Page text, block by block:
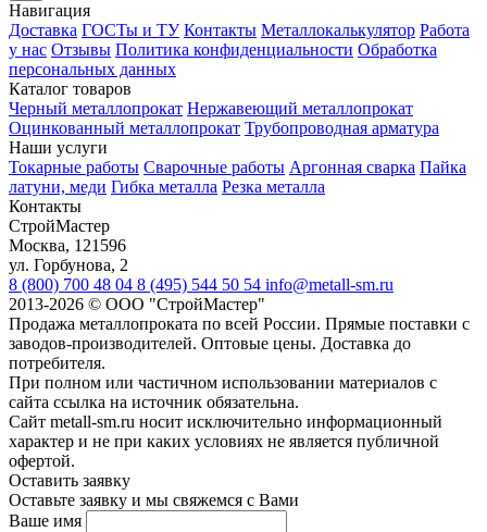
Навигация
Доставка ГОСТы и ТУ Контакты Металлокалькулятор Работа
у нас Отзывы Политика конфиденциальности Обработка
персональных данных
Каталог товаров
Черный металлопрокат Нержавеющий металлопрокат
Оцинкованный металлопрокат Трубопроводная арматура
Наши услуги
Токарные работы Сварочные работы Аргонная сварка Пайка
латуни, меди Гибка металла Резка металла
Контакты
СтройМастер
Москва, 121596
ул. Горбунова, 2
8 (800) 700 48 04 8 (495) 544 50 54 info@metall-sm.ru
2013-2026 © ООО "СтройМастер"
Продажа металлопроката по всей России. Прямые поставки с
заводов-производителей. Оптовые цены. Доставка до
потребителя.
При полном или частичном использовании материалов с
сайта ссылка на источник обязательна.
Сайт metall-sm.ru носит исключительно информационный
характер и не при каких условиях не является публичной
офертой.
Оставить заявку
Оставьте заявку и мы свяжемся с Вами
Ваше имя